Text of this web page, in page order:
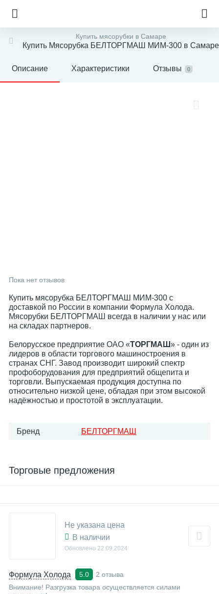
Купить мясорубки в Самаре
Купить Мясорубка БЕЛТОРГМАШ МИМ-300 в Самаре
Описание Характеристики Отзывы 0
Пока нет отзывов
Купить мясорубка БЕЛТОРГМАШ МИМ-300 с
доставкой по России в компании Формула Холода.
Мясорубки БЕЛТОРГМАШ всегда в наличии у нас или
на складах партнеров.
Белорусское предприятие ОАО «ТОРГМАШ» - один из
лидеров в области торгового машиностроения в
странах СНГ. Завод производит широкий спектр
профоборудования для предприятий общепита и
торговли. Выпускаемая продукция доступна по
относительно низкой цене, обладая при этом высокой
надёжностью и простотой в эксплуатации.
Бренд БЕЛТОРГМАШ
Торговые предложения
Формула Холода 5.0
2 отзыва
Внимание! Разгрузка товара осуществляется силами
Не указана цена
В наличии
Обновлено 22.09.2024